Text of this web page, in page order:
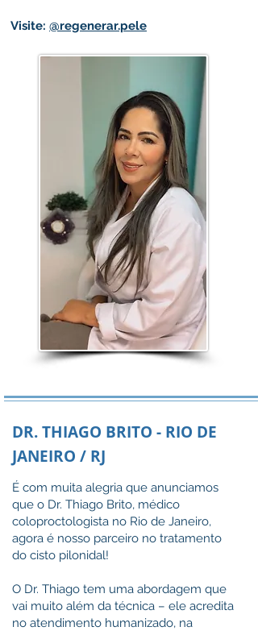
Visite: @regenerar.pele
DR. THIAGO BRITO - RIO DE
JANEIRO / RJ
É com muita alegria que anunciamos
que o Dr. Thiago Brito, médico
coloproctologista no Rio de Janeiro,
agora é nosso parceiro no tratamento
do cisto pilonidal!
O Dr. Thiago tem uma abordagem que
vai muito além da técnica – ele acredita
no atendimento humanizado, na